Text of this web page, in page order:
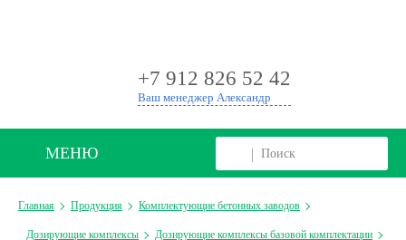
+7 912 826 52 42
Ваш менеджер Александр
МЕНЮ
Главная Продукция Комплектующие бетонных заводов
Дозирующие комплексы
Дозирующие комплексы базовой комплектации